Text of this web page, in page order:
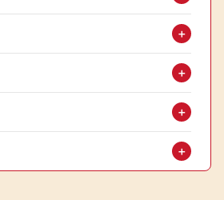
＋
＋
＋
＋